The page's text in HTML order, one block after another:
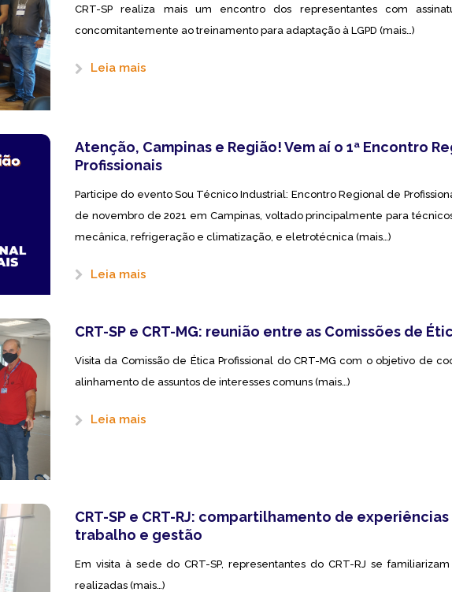
CRT-SP realiza mais um encontro dos representantes com
concomitantemente ao treinamento para adaptação à LGPD (mais…)
Leia mais
Atenção, Campinas e Região! Vem aí o 1ª Encontro
Profissionais
Participe do evento Sou Técnico Industrial: Encontro Regional de
de novembro de 2021 em Campinas, voltado principalmente para
mecânica, refrigeração e climatização, e eletrotécnica (mais…)
Leia mais
CRT-SP e CRT-MG: reunião entre as Comissões de
Visita da Comissão de Ética Profissional do CRT-MG com o objetivo de
alinhamento de assuntos de interesses comuns (mais…)
Leia mais
CRT-SP e CRT-RJ: compartilhamento de
trabalho e gestão
Em visita à sede do CRT-SP, representantes do CRT-RJ se
realizadas (mais…)